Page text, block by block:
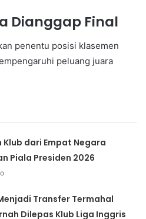
Dianggap Final
penentu posisi klasemen
peluang juara
Klub dari Empat Negara
Piala Presiden 2026
Transfer Termahal
Dilepas Klub Liga Inggris